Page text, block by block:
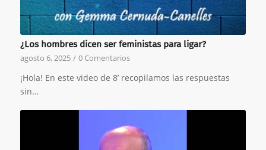
¿Los hombres dicen ser feministas para ligar?
agosto 6, 2025 / 0 Comentarios
¡Hola! En este video de 8’ recopilamos las respuestas
sin…